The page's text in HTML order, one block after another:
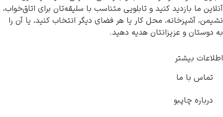
آنلاین ما بازدید کنید و تابلویی متناسب با سلیقه‌تان برای اتاق‌خواب،
نشیمن، آشپزخانه، محل کار یا هر فضای دیگر انتخاب کنید، یا آن را
به دوستان و عزیزانتان هدیه دهید.
اطلاعات بیشتر
تماس با ما
درباره چاپبو